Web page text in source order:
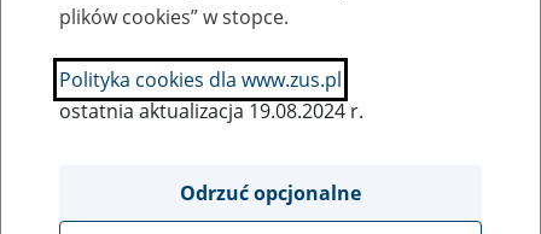
SZUKAJ
plików cookies” w stopce.
Polityka cookies dla www.zus.pl
ostatnia aktualizacja 19.08.2024 r.
Odrzuć opcjonalne